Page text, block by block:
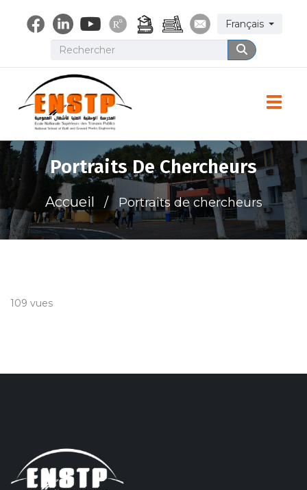
Select your
Français
Rechercher
Portraits De Chercheurs
Accueil Portraits de chercheurs
109 vues